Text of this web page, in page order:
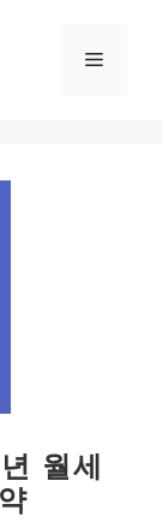
메
월세